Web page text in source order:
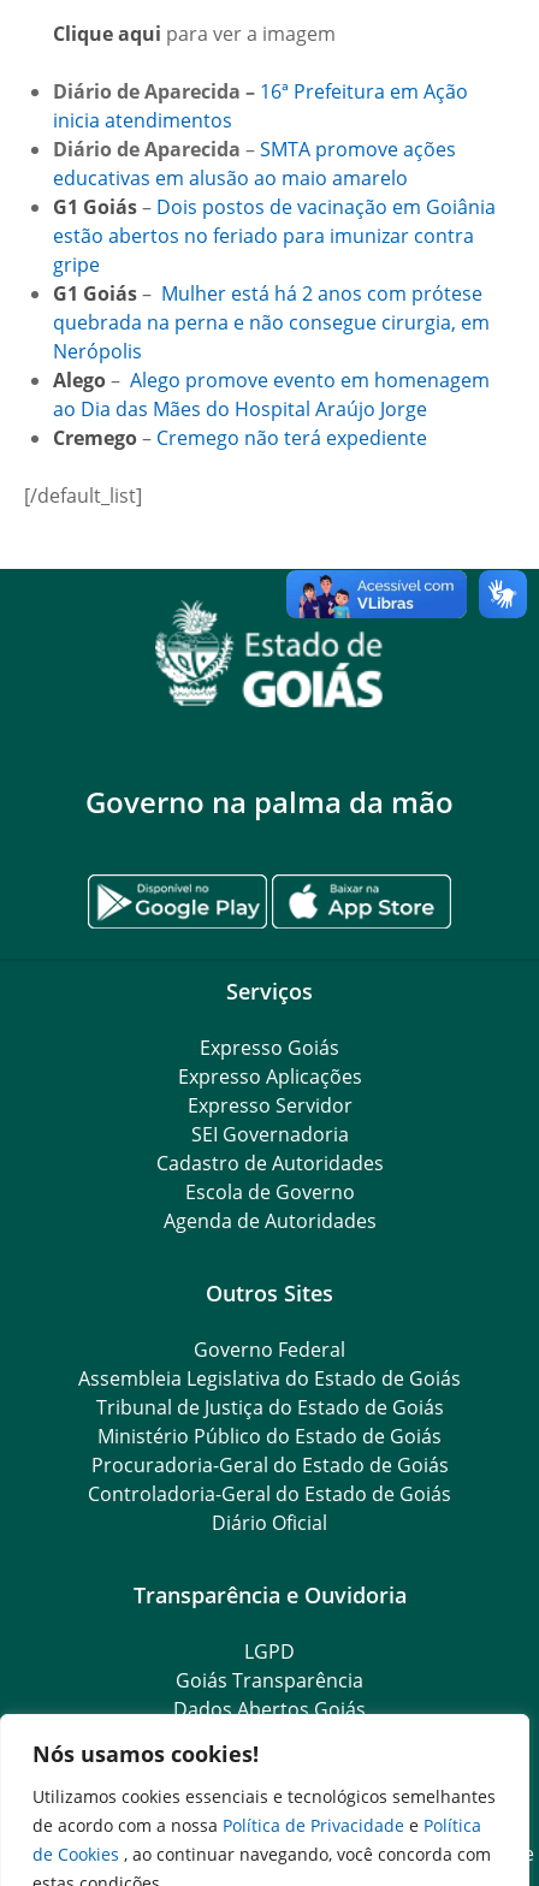
Nós usamos cookies!
Utilizamos cookies essenciais e tecnológicos semelhantes
de acordo com a nossa Política de Privacidade e Política
de Cookies , ao continuar navegando, você concorda com
Clique aqui para ver a imagem
Diário de Aparecida – 16ª Prefeitura em Ação
inicia atendimentos
Diário de Aparecida –SMTA promove ações
educativas em alusão ao maio amarelo
G1 Goiás– Dois postos de vacinação em Goiânia
estão abertos no feriado para imunizar contra
gripe
G1 Goiás– Mulher está há 2 anos com prótese
quebrada na perna e não consegue cirurgia, em
Nerópolis
Alego– Alego promove evento em homenagem
ao Dia das Mães do Hospital Araújo Jorge
Cremego– Cremego não terá expediente
[/default_list]
Governo na palma da mão
Serviços
Expresso Goiás
Expresso Aplicações
Expresso Servidor
SEI Governadoria
Cadastro de Autoridades
Escola de Governo
Agenda de Autoridades
Outros Sites
Governo Federal
Assembleia Legislativa do Estado de Goiás
Tribunal de Justiça do Estado de Goiás
Ministério Público do Estado de Goiás
Procuradoria-Geral do Estado de Goiás
Controladoria-Geral do Estado de Goiás
Diário Oficial
Transparência e Ouvidoria
LGPD
Goiás Transparência
Dados Abertos Goiás
Ouvidoria Geral
SIC – Serviço de Informação ao Cidadão
e-SIC – Serviço Eletrônico de Informação ao Cidadão
Acesso às Informações das Organizações Sociais de Saúde